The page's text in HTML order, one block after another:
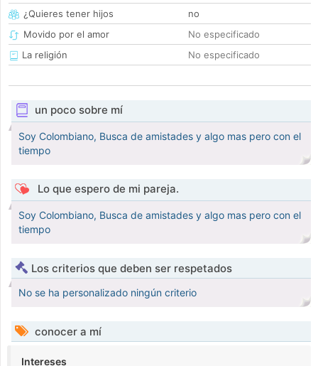
¿Quieres tener hijos
no
Movido por el amor
No especificado
La religión
No especificado
un poco sobre mí
Soy Colombiano, Busca de amistades y algo mas pero con el
tiempo
Lo que espero de mi pareja.
Soy Colombiano, Busca de amistades y algo mas pero con el
tiempo
Los criterios que deben ser respetados
No se ha personalizado ningún criterio
conocer a mí
Intereses